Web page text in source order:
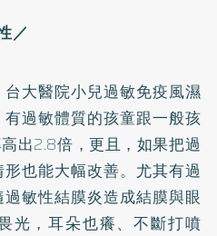
／
大醫院小兒過敏免疫風濕
過敏體質的孩童跟一般孩
出2.8倍，更且，如果把過
也能大幅改善。尤其有過
敏性結膜炎造成結膜與眼
光，耳朵也癢、不斷打噴